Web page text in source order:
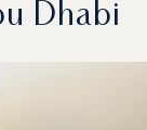
Dhabi